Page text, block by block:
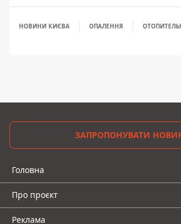
НОВИНИ КИЄВА ОПАЛЕННЯ
ЗАПРОПОНУВАТИ
Головна
Про проєкт
Реклама